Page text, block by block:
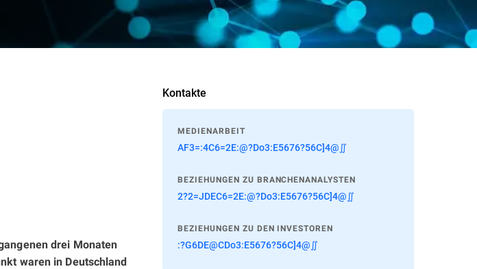
drei Monaten
waren in Deutschland
Kontakte
MEDIENARBEIT
AF3=:4C6=2E:@?Do3:E5676?56C]4@∬
BEZIEHUNGEN ZU BRANCHENANALYSTEN
2?2=JDEC6=2E:@?Do3:E5676?56C]4@∬
BEZIEHUNGEN ZU DEN INVESTOREN
:?G6DE@CDo3:E5676?56C]4@∬